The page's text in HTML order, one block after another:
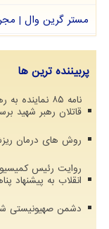
مستر گرین وال |
پربیننده ترین ها
نامه ۸۵
قاتلان رهبر شهید
روش های درمان
روایت رئیس
انقلاب به پیشنهاد
دشمن صهیونیستی